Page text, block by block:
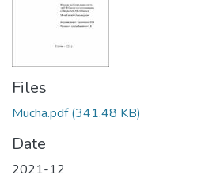
Files
Mucha.pdf(341.48 KB)
Date
2021-12